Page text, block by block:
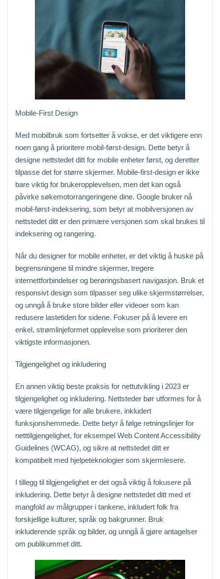
Mobile-First Design
Med mobilbruk som fortsetter å vokse, er det viktigere enn
noen gang å prioritere mobil-først-design. Dette betyr å
designe nettstedet ditt for mobile enheter først, og deretter
tilpasse det for større skjermer. Mobile-first-design er ikke
bare viktig for brukeropplevelsen, men det kan også
påvirke søkemotorrangeringene dine. Google bruker nå
mobil-først-indeksering, som betyr at mobilversjonen av
nettstedet ditt er den primære versjonen som skal brukes til
indeksering og rangering.
Når du designer for mobile enheter, er det viktig å huske på
begrensningene til mindre skjermer, tregere
internettforbindelser og berøringsbasert navigasjon. Bruk et
responsivt design som tilpasser seg ulike skjermstørrelser,
og unngå å bruke store bilder eller videoer som kan
redusere lastetiden for sidene. Fokuser på å levere en
enkel, strømlinjeformet opplevelse som prioriterer den
viktigste informasjonen.
Tilgjengelighet og inkludering
En annen viktig beste praksis for nettutvikling i 2023 er
tilgjengelighet og inkludering. Nettsteder bør utformes for å
være tilgjengelige for alle brukere, inkludert
funksjonshemmede. Dette betyr å følge retningslinjer for
netttilgjengelighet, for eksempel Web Content Accessibility
Guidelines (WCAG), og sikre at nettstedet ditt er
kompatibelt med hjelpeteknologier som skjermlesere.
I tillegg til tilgjengelighet er det også viktig å fokusere på
inkludering. Dette betyr å designe nettstedet ditt med et
mangfold av målgrupper i tankene, inkludert folk fra
forskjellige kulturer, språk og bakgrunner. Bruk
inkluderende språk og bilder, og unngå å gjøre antagelser
om publikummet ditt.